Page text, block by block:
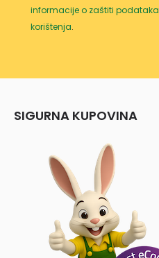
informacije o zaštiti podataka
korištenja.
SIGURNA KUPOVINA